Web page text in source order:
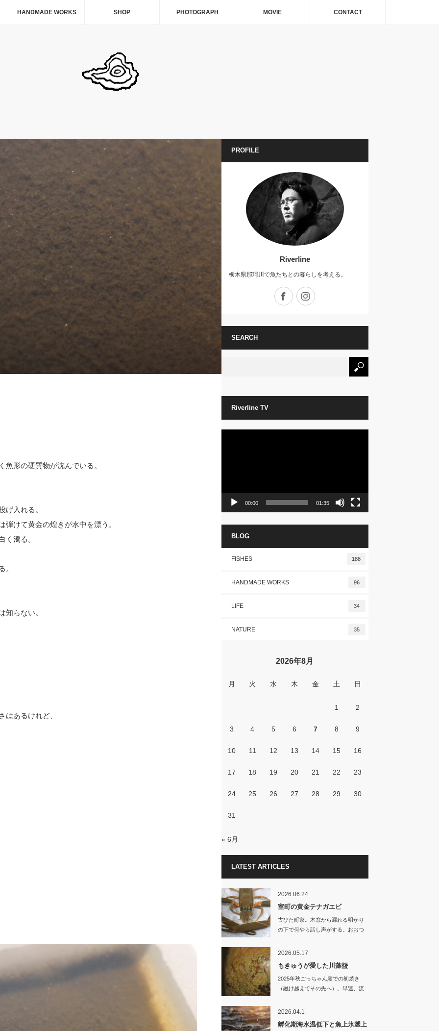
HANDMADE WORKS SHOP PHOTOGRAPH MOVIE CONTACT
形の硬質物が沈んでいる。
げ入れる。
けて黄金の煌きが水中を漂う。
く濁る。
。
知らない。
はあるけれど、
PROFILE
Riverline
栃木県那珂川で魚たちとの暮らしを考える。
Facebook
SEARCH
Riverline TV
00:00 01:35
BLOG
FISHES 188
HANDMADE WORKS 96
LIFE 34
NATURE 35
2026年8月
月 火 水 木 金 土 日
1 2
3 4 5 6 7 8 9
10 11 12 13 14 15 16
17 18 19 20 21 22 23
24 25 26 27 28 29 30
31
« 6月
LATEST ARTICLES
2026.06.24
室町の黄金テナガエビ
古びた町家。木窓から漏れる明かり
の下で何やら話し声がする。おおつ
2026.05.17
もきゅうが愛した川藻盌
2025年秋ごっちゃん窯での初焼き
（融け越えてその先へ）。早速、流
2026.04.1
孵化期海水温低下と魚上氷遡上